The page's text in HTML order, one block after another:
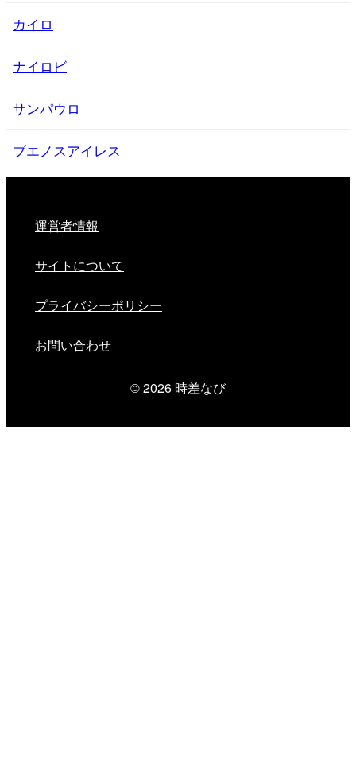
カイロ
ナイロビ
サンパウロ
ブエノスアイレス
運営者情報
サイトについて
プライバシーポリシー
お問い合わせ
© 2026 時差なび